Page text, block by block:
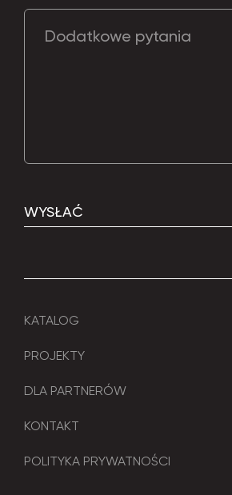
Dodatkowe pytania
WYSŁAĆ
KATALOG
PROJEKTY
DLA PARTNERÓW
KONTAKT
POLITYKA PRYWATNOŚCI